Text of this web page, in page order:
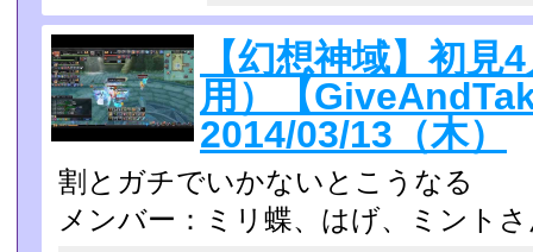
【幻想神域】初見
用）【
2014/03/13（木）
割とガチでいかないとこうなる
メンバー：ミリ蝶、はげ、ミント